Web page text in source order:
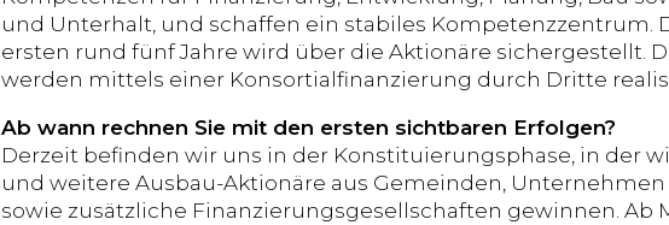
und Unterhalt, und schaffen ein stabiles Kompetenzzentrum.
ersten rund fünf Jahre wird über die Aktionäre sichergestellt.
werden mittels einer Konsortialfinanzierung durch Dritte
Ab wann rechnen Sie mit den ersten sichtbaren Erfolgen?
Derzeit befinden wir uns in der Konstituierungsphase, in der
und weitere Ausbau-Aktionäre aus Gemeinden,
sowie zusätzliche Finanzierungsgesellschaften gewinnen. Ab